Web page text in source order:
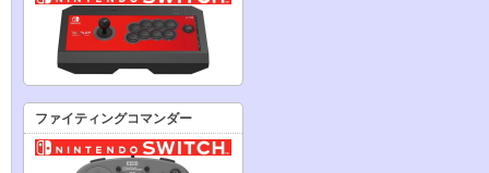
ファイティングコマンダー